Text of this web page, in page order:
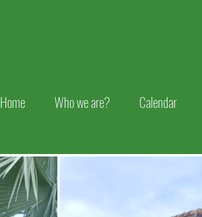
Home Who we are? Calendar